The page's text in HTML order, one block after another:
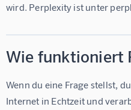
wird. Perplexity ist unter
Wie funktioniert
Wenn du eine Frage stellst,
Internet in Echtzeit und